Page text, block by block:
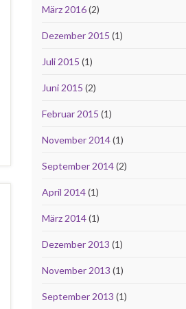
März 2016(2)
Dezember 2015 (1)
Juli 2015 (1)
Juni 2015 (2)
Februar 2015 (1)
November 2014(1)
September 2014(2)
April 2014(1)
März 2014(1)
Dezember 2013 (1)
November 2013 (1)
September 2013 (1)